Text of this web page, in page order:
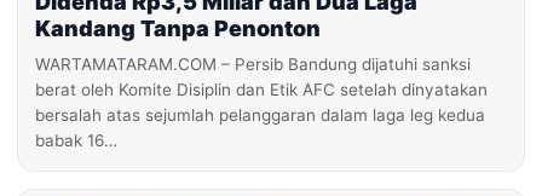
Kandang Tanpa Penonton
WARTAMATARAM.COM – Persib Bandung dijatuhi sanksi
berat oleh Komite Disiplin dan Etik AFC setelah dinyatakan
bersalah atas sejumlah pelanggaran dalam laga leg kedua
babak 16…